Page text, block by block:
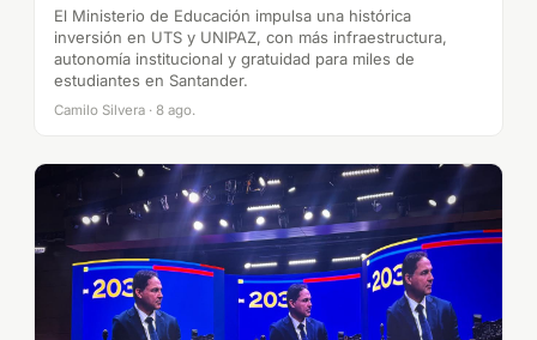
El Ministerio de Educación impulsa una histórica
inversión en UTS y UNIPAZ, con más infraestructura,
autonomía institucional y gratuidad para miles de
estudiantes en Santander.
Camilo Silvera · 8 ago.